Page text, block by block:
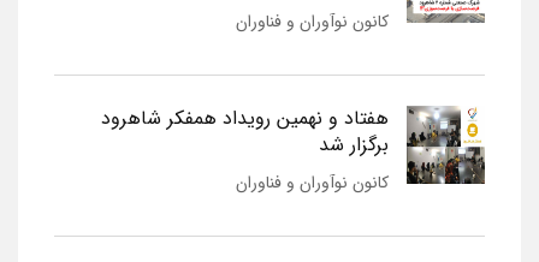
کانون نوآوران و فناوران
هفتاد و نهمین رویداد همفکر شاهرود
برگزار شد
کانون نوآوران و فناوران